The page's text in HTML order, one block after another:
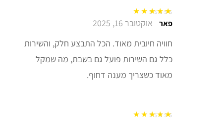
דורג5מתוך 5 פאר אוקטובר 16, 2025
חוויה חיובית מאוד. הכל התבצע חלק, והשירות
כלל גם השירות פועל גם בשבת, מה שמקל
מאוד כשצריך מענה דחוף.